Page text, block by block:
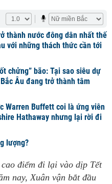
thành nước đông dân nhất thế
với những thách thức cần tới
chửng” bão: Tại sao siêu dự
Âu đang trở thành tâm
Warren Buffett coi là ứng viên
Hathaway nhưng lại rời đi
lượng?
điểm đi lại vào dịp Tết
nay, Xuân vận bắt đầu